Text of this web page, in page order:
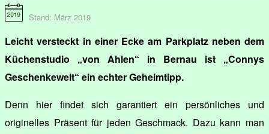
Stand: März 2019
Leicht versteckt in einer Ecke am Parkplatz neben dem
Küchenstudio „von Ahlen“ in Bernau ist „Connys
Geschenkewelt“ ein echter Geheimtipp.
Denn hier findet sich garantiert ein persönliches und
originelles Präsent für jeden Geschmack. Dazu kann man